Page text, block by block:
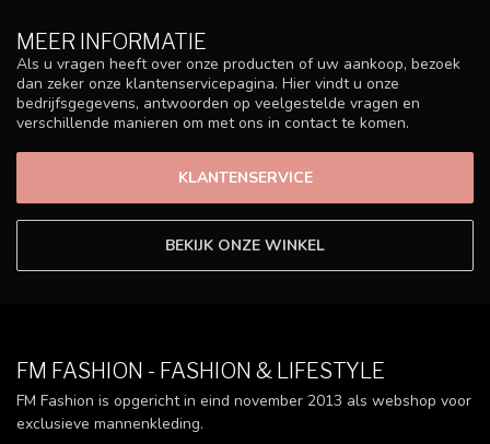
MEER INFORMATIE
Als u vragen heeft over onze producten of uw aankoop, bezoek
dan zeker onze klantenservicepagina. Hier vindt u onze
bedrijfsgegevens, antwoorden op veelgestelde vragen en
verschillende manieren om met ons in contact te komen.
KLANTENSERVICE
BEKIJK ONZE WINKEL
FM FASHION - FASHION & LIFESTYLE
FM Fashion is opgericht in eind november 2013 als webshop voor
exclusieve mannenkleding.